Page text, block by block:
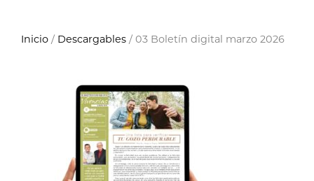
Inicio / Descargables / 03 Boletín digital marzo 2026